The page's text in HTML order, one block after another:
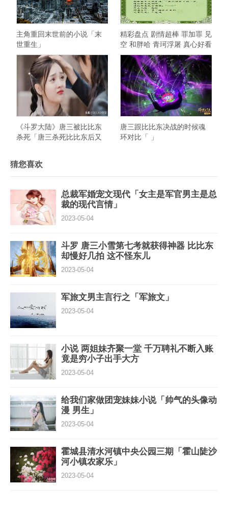
主角重回末世前的小说「末
世重生」
精彩盘点 剧情超棒 罪加罪 见
空 和胖哈 青珂浮屠 真心好看
《斗罗大陆》唐三被比比东
杀死「唐三杀死比比东后又
唐三跟比比东决战的时候魂
环对比「 」
猜您喜欢
总裁军婚宠文现代「女主是军官男主是总
裁的现代言情」
2023-05-04
斗罗 唐三小雪第七考就获得神器 比比东
却慢好几拍 这不怪东儿
2023-05-04
军旅文男主言行之「军旅文」
2023-05-04
小说 两姐妹齐聚一堂 千万聘礼不断入账
竟是穷小子出手大方
2023-05-04
给我们家做团宠妹妹小说「帅气的头像动
漫 男生」
2023-05-04
霍城县清水河镇中央公园三期「霍山陡沙
河小镇农家乐」
2023-05-04